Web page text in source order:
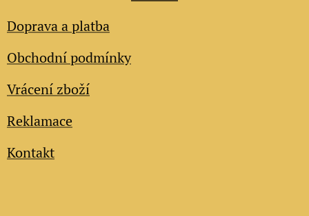
Doprava a platba
Obchodní podmínky
Vrácení zboží
Reklamace
Kontakt